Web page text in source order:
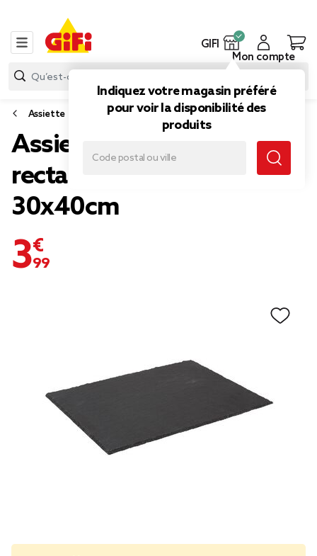
GIFI
Indiquez votre magasin préféré
pour voir la disponibilité des
produits
Mon compte
Assiette
Assiette plate
rectangulaire ardoise
30x40cm
3,99 €